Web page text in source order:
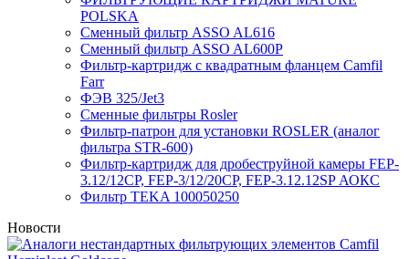
POLSKA
Сменный фильтр ASSO AL616
Сменный фильтр ASSO AL600P
Фильтр-картридж с квадратным фланцем Camfil
Farr
ФЭВ 325/Jet3
Сменные фильтры Rosler
Фильтр-патрон для установки ROSLER (аналог
фильтра STR-600)
Фильтр-картридж для дробеструйной камеры FEP-
3.12/12СР, FEP-3/12/20CP, FEP-3.12.12SP АОКС
Фильтр TEKA 100050250
Новости